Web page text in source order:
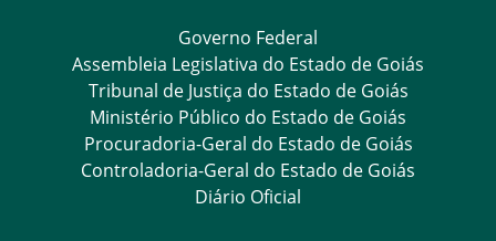
Governo Federal
Assembleia Legislativa do Estado de Goiás
Tribunal de Justiça do Estado de Goiás
Ministério Público do Estado de Goiás
Procuradoria-Geral do Estado de Goiás
Controladoria-Geral do Estado de Goiás
Diário Oficial